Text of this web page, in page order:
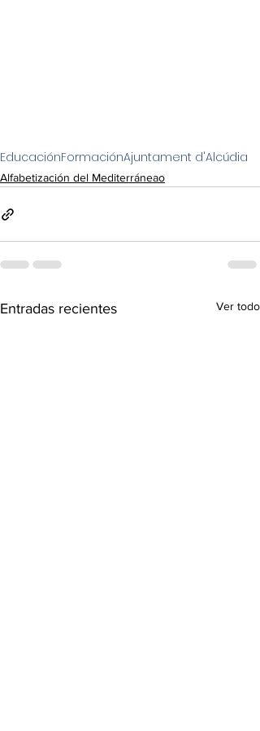
EducaciónFormaciónAjuntament d'Alcúdia
Alfabetización del Mediterráneao
Entradas recientes Ver todo